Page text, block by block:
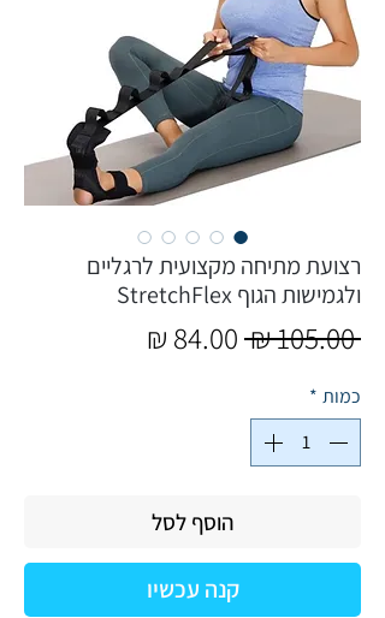
רצועת מתיחה מקצועית לרגליים
ולגמישות הגוף StretchFlex
‏105.00 ‏₪
מחיר
כמות *
הוסף לסל
קנה עכשיו